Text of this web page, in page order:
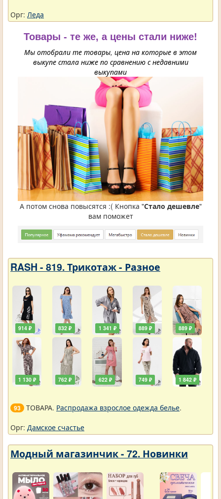
Орг: Леда
Товары - те же, а цены стали ниже!
Мы отобрали те товары, цена на которые в этом
выкупе стала ниже по сравнению с недавними
выкупами
А потом снова повысятся :( Кнопка "Стало дешевле"
вам поможет
RASH - 819. Трикотаж - Разное
914 ₽
1 130 ₽
832 ₽
762 ₽
1 341 ₽
622 ₽
889 ₽
749 ₽
889 ₽
1 842 ₽
93 ТОВАРА. Распродажа взрослое одежда белье.
Орг: Дамское счастье
Модный магазинчик - 72. Новинки